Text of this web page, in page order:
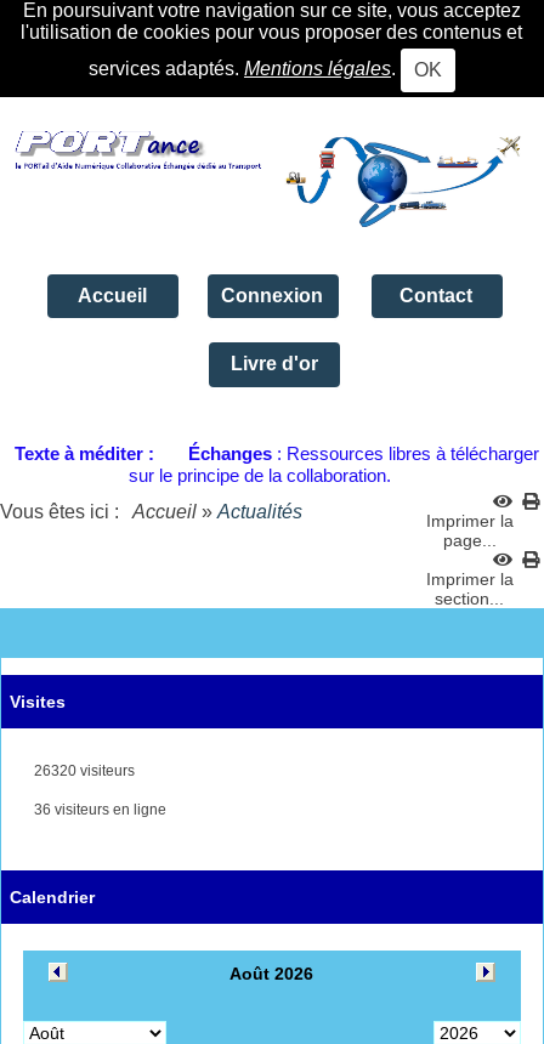
En poursuivant votre navigation sur ce site, vous acceptez
l'utilisation de cookies pour vous proposer des contenus et
services adaptés. Mentions légales. OK
Accueil Connexion Contact
Livre d'or
Texte à méditer : Échanges : Ressources libres à télécharger
sur le principe de la collaboration.
Vous êtes ici :
Accueil » Actualités
Imprimer la
page...
Imprimer la
section...
Visites
26320 visiteurs
36 visiteurs en ligne
Calendrier